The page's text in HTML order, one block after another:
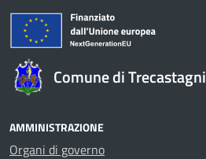
Comune di Trecastagni
AMMINISTRAZIONE
Organi di governo